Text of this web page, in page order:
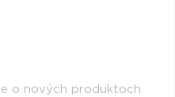
o nových produktoch